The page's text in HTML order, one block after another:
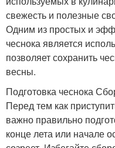
свежесть и полезные
Одним из простых и
чеснока является
позволяет сохранить
весны.
Подготовка чеснока
Перед тем как
важно правильно
конце лета или начале